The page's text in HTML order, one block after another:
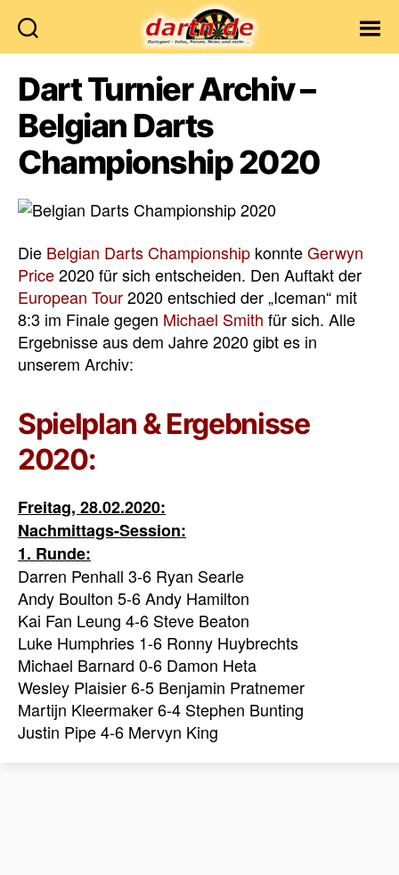
Dart Turnier Archiv –
Belgian Darts
Championship 2020
Die Belgian Darts Championship konnteGerwyn
Price2020 für sich entscheiden. Den Auftakt der
European Tour2020 entschied der „Iceman“ mit
8:3 im Finale gegen Michael Smith für sich. Alle
Ergebnisse aus dem Jahre 2020 gibt es in
unserem Archiv:
Spielplan & Ergebnisse
2020:
Freitag, 28.02.2020:
Nachmittags-Session:
1. Runde:
Darren Penhall 3-6 Ryan Searle
Andy Boulton 5-6 Andy Hamilton
Kai Fan Leung 4-6 Steve Beaton
Luke Humphries 1-6 Ronny Huybrechts
Michael Barnard 0-6 Damon Heta
Wesley Plaisier 6-5 Benjamin Pratnemer
Martijn Kleermaker 6-4 Stephen Bunting
Justin Pipe 4-6 Mervyn King